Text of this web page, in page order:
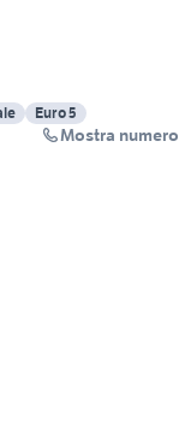
Euro 5
Mostra numero